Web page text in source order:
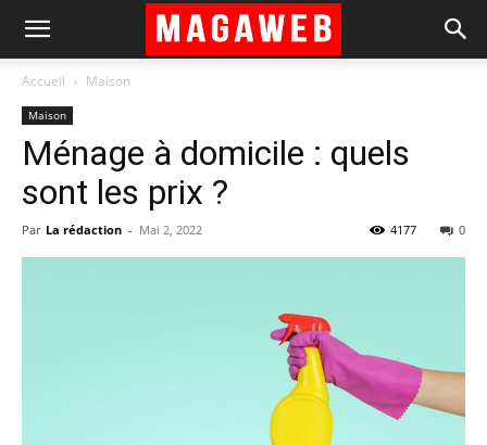
Accueil Maison
Maison
Ménage à domicile : quels
sont les prix ?
Par La rédaction - Mai 2, 2022 0
4177